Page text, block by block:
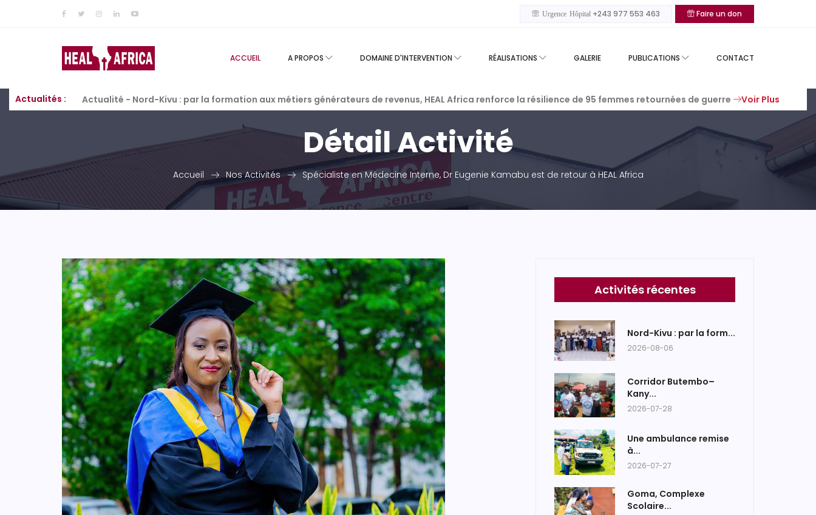
Urgence Hôpital +243 977 553 463 Faire un don
ACCUEIL A PROPOS DOMAINE D'INTERVENTION RÉALISATIONS GALERIE PUBLICATIONS CONTACT
Actualités : Actualité - Nord-Kivu : par la formation aux métiers générateurs de revenus, HEAL Africa renforce la résilience de 95 femmes retournées de guerre Voir Plus
Détail Activité
Accueil Nos Activités Spécialiste en Médecine Interne, Dr Eugenie Kamabu est de retour à HEAL Africa
Activités récentes
Nord-Kivu : par la form...
2026-08-06
Corridor Butembo–
Kany...
2026-07-28
Une ambulance remise
à...
2026-07-27
Goma, Complexe
Scolaire...